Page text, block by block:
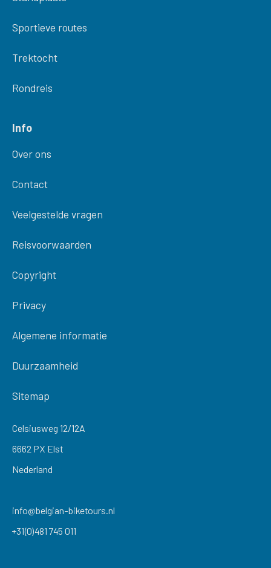
Sportieve routes
Trektocht
Rondreis
Info
Over ons
Contact
Veelgestelde vragen
Reisvoorwaarden
Copyright
Privacy
Algemene informatie
Duurzaamheid
Sitemap
Celsiusweg 12/12A
6662 PX Elst
Nederland
info@belgian-biketours.nl
+31(0)481 745 011